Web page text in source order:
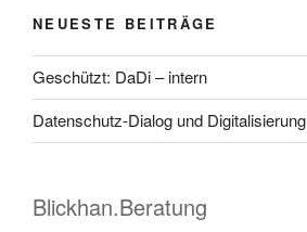
NEUESTE BEITRÄGE
Geschützt: DaDi – intern
Datenschutz-Dialog und Digitalisierung
Blickhan.Beratung